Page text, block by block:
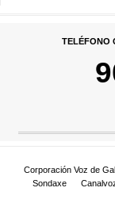
TELÉFONO
Corporación Voz de
Sondaxe